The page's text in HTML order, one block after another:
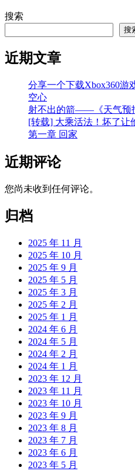
搜索
搜
近期文章
分享一个下载Xbox360游
空心
射不出的箭——《天气预
[转载] 大乘活法！坏了让
第一章 回家
近期评论
您尚未收到任何评论。
归档
2025 年 11 月
2025 年 10 月
2025 年 9 月
2025 年 5 月
2025 年 3 月
2025 年 2 月
2025 年 1 月
2024 年 6 月
2024 年 5 月
2024 年 2 月
2024 年 1 月
2023 年 12 月
2023 年 11 月
2023 年 10 月
2023 年 9 月
2023 年 8 月
2023 年 7 月
2023 年 6 月
2023 年 5 月